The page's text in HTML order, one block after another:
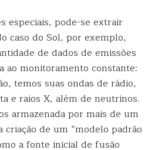
especiais, pode-se extrair
caso do Sol, por exemplo,
de dados de emissões
ao monitoramento constante:
temos suas ondas de rádio,
e raios X, além de neutrinos.
armazenada por mais de um
de um “modelo padrão
a fonte inicial de fusão